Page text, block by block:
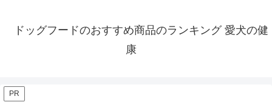
ドッグフードのおすすめ商品のランキング 愛犬の健
康
PR